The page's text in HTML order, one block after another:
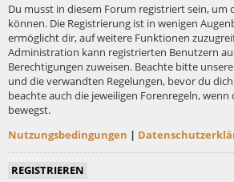
Du musst in diesem Forum registriert sein, um
können. Die Registrierung ist in wenigen
ermöglicht dir, auf weitere Funktionen
Administration kann registrierten Benutzern
Berechtigungen zuweisen. Beachte bitte
und die verwandten Regelungen, bevor du
beachte auch die jeweiligen Forenregeln,
bewegst.
Nutzungsbedingungen |
REGISTRIEREN